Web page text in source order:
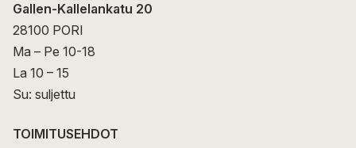
Gallen-Kallelankatu 20
28100 PORI
Ma – Pe 10-18
La 10 – 15
Su: suljettu
TOIMITUSEHDOT